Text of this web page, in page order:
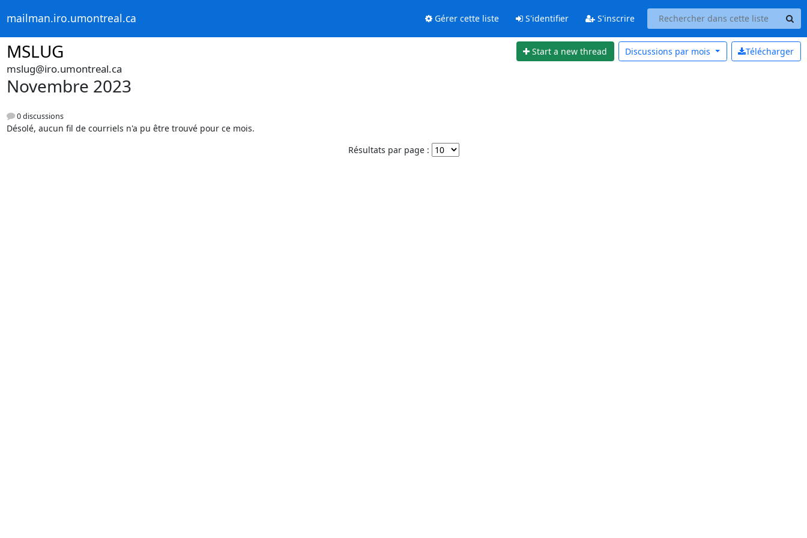
mailman.iro.umontreal.ca Gérer cette liste S'identifier S'inscrire
MSLUG Start a new thread Télécharger
Discussions par mois
mslug@iro.umontreal.ca
Novembre 2023
0 discussions
Désolé, aucun fil de courriels n'a pu être trouvé pour ce mois.
Résultats par page :